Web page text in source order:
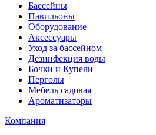
Бассейны
Павильоны
Оборудование
Аксессуары
Уход за бассейном
Дезинфекция воды
Бочки и Купели
Перголы
Мебель садовая
Ароматизаторы
Компания